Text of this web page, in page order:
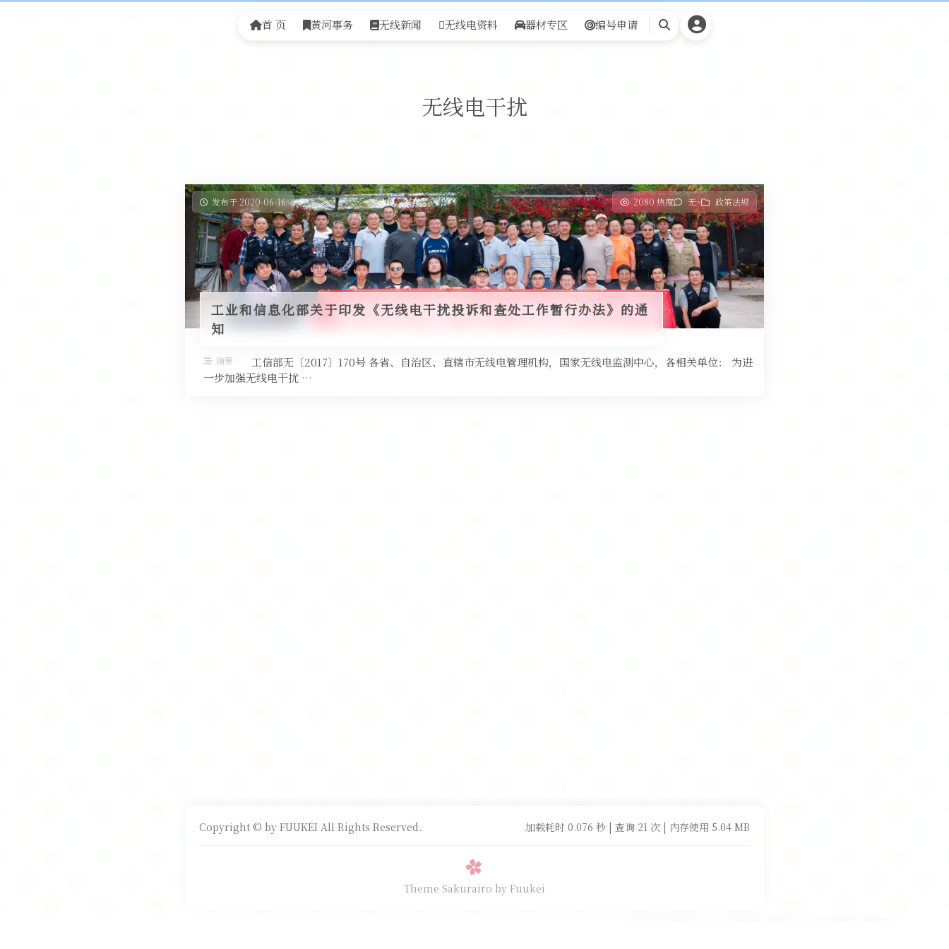
首 页 黄河事务 无线新闻 无线电资料 器材专区 编号申请
搜
无线电干扰
发布于 2020-06-16 2080 热度 无~ 政策法规
工业和信息化部关于印发《无线电干扰投诉和查处工作暂行办法》的通
知
摘要
工信部无〔2017〕170号 各省、自治区、直辖市无线电管理机构，国家无线电监测中心，各相关单位： 为进
一步加强无线电干扰 …
Copyright © by FUUKEI All Rights Reserved. 加载耗时 0.076 秒 | 查询 21 次 | 内存使用 5.04 MB
Theme Sakurairo by Fuukei